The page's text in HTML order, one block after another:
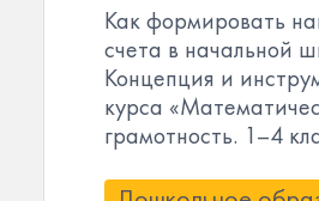
Как формировать
счета в начальной
Концепция и
курса
грамотность. 1–4